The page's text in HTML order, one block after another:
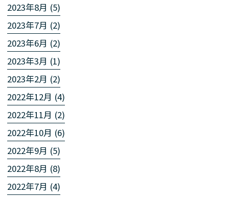
2023年8月 (5)
2023年7月 (2)
2023年6月 (2)
2023年3月 (1)
2023年2月 (2)
2022年12月 (4)
2022年11月 (2)
2022年10月 (6)
2022年9月 (5)
2022年8月 (8)
2022年7月 (4)